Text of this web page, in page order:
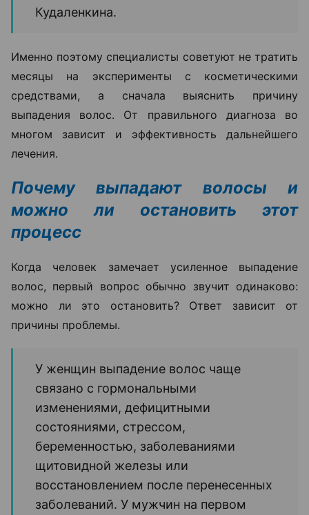
Кудаленкина.
Именно поэтому специалисты советуют не тратить
месяцы на эксперименты с косметическими
средствами, а сначала выяснить причину
выпадения волос. От правильного диагноза во
многом зависит и эффективность дальнейшего
лечения.
Почему выпадают волосы и
можно ли остановить этот
процесс
Когда человек замечает усиленное выпадение
волос, первый вопрос обычно звучит одинаково:
можно ли это остановить? Ответ зависит от
причины проблемы.
У женщин выпадение волос чаще
связано с гормональными
изменениями, дефицитными
состояниями, стрессом,
беременностью, заболеваниями
щитовидной железы или
восстановлением после перенесенных
заболеваний. У мужчин на первом